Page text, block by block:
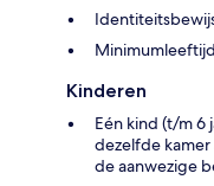
Kinderen
Eén kind (t/m 6
dezelfde
de aanwezige